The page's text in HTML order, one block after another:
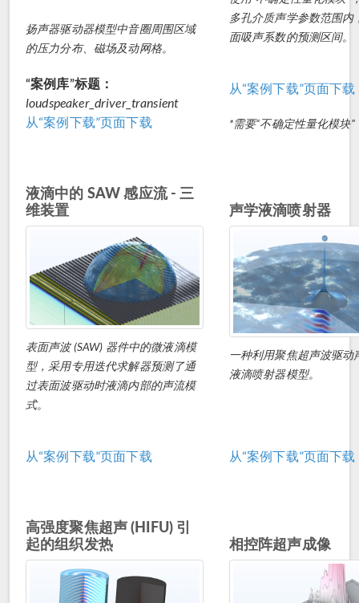
扬声器驱动器模型中音圈周围区域
的压力分布、磁场及动网格。
“案例库”标题：
loudspeaker_driver_transient
从“案例下载”页面下载
多孔介质声学参数范围内
面吸声系数的预测区间。
从“案例下载”页面下载
*需要“不确定性量化模块”
液滴中的 SAW 感应流 - 三
维装置
表面声波 (SAW) 器件中的微液滴模
型，采用专用迭代求解器预测了通
过表面波驱动时液滴内部的声流模
式。
从“案例下载”页面下载
声学液滴喷射器
一种利用聚焦超声波驱动
液滴喷射器模型。
从“案例下载”页面下载
高强度聚焦超声 (HIFU) 引
起的组织发热
相控阵超声成像